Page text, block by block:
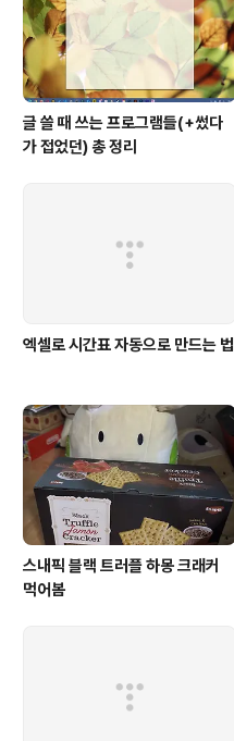
글 쓸 때 쓰는 프로그램들(+썼다
가 접었던) 총 정리
엑셀로 시간표 자동으로 만드는 법
스내픽 블랙 트러플 하몽 크래커
먹어봄